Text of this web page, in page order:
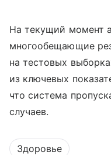
На текущий момент
многообещающие
на тестовых
из ключевых
что система
случаев.
Здоровье